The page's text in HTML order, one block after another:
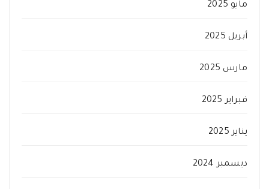
مايو 2025
أبريل 2025
مارس 2025
فبراير 2025
يناير 2025
ديسمبر 2024